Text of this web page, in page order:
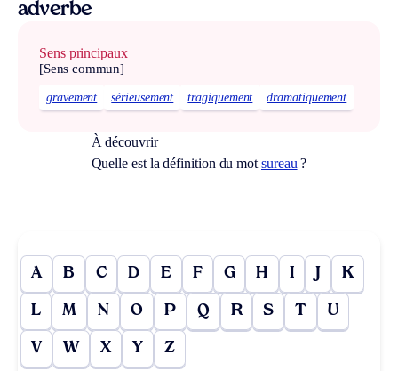
adverbe
Sens principaux
[Sens commun]
gravement sérieusement tragiquement dramatiquement
À découvrir
Quelle est la définition du motsureau ?
A B C D E F G H I J K
L M N O P Q R S T U
V W X Y Z